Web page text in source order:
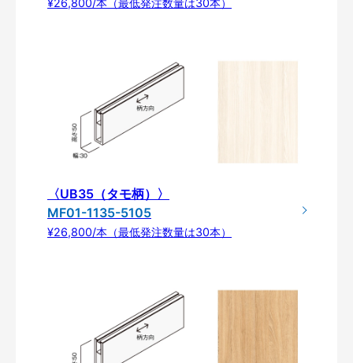
〈UB35（タモ柄）〉
MF01-1135-5105
¥26,800/本（最低発注数量は30本）